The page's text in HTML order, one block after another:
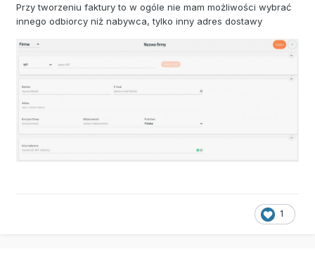
Przy tworzeniu faktury to w ogóle nie mam możliwości wybrać
innego odbiorcy niż nabywca, tylko inny adres dostawy
1